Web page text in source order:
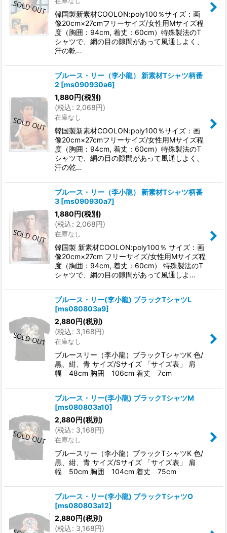
韓国製新素材COOLON:poly100％サイズ：画
像20cm×27cmフリーサイズ/女性用Mサイズ程
度（胸囲：94cm, 着丈：60cm）特殊製法のT
シャツで、網の目の隙間があって風通しよく、
汗の乾…
ブルース・リー（李小龍） 新素材Tシャツ柄番
2 [ms090930a6]
1,880円(税別)
(税込: 2,068円)
在庫なし
韓国製新素材COOLON:poly100％サイズ：画
像20cm×27cmフリーサイズ/女性用Mサイズ程
度（胸囲：94cm, 着丈：60cm）特殊製法のT
シャツで、網の目の隙間があって風通しよく、
汗の乾…
ブルース・リー（李小龍） 新素材Tシャツ柄番
3 [ms090930a7]
1,880円(税別)
(税込: 2,068円)
在庫なし
韓国製 新素材COOLON:poly100％ サイズ：画
像20cm×27cm フリーサイズ/女性用Mサイズ程
度（胸囲：94cm, 着丈：60cm） 特殊製法のT
シャツで、網の目の隙間があって風通しよ…
ブルース・リー(李小龍) ブラックTシャツL
[ms080803a9]
2,880円(税別)
(税込: 3,168円)
在庫なし
ブルースリー（李小龍）ブラックTシャツK 色/
黒、紺、青 サイズ/Sサイズ 「サイズ表」 肩
幅 48cm 胸囲 106cm 着丈 7cm
ブルース・リー(李小龍) ブラックTシャツM
[ms080803a10]
2,880円(税別)
(税込: 3,168円)
在庫なし
ブルースリー（李小龍）ブラックTシャツK 色/
黒、紺、青 サイズ/Sサイズ 「サイズ表」 肩
幅 50cm 胸囲 104cm 着丈 75cm
ブルース・リー(李小龍) ブラックTシャツO
[ms080803a12]
2,880円(税別)
(税込: 3,168円)